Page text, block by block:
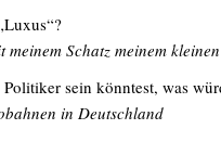
Schatz meinem
sein könntest, was
in Deutschland